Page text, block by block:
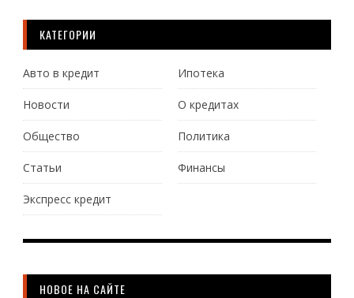
КАТЕГОРИИ
Авто в кредит Ипотека
Новости О кредитах
Общество Политика
Статьи Финансы
Экспресс кредит
НОВОЕ НА САЙТЕ